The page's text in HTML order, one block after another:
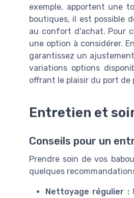
exemple, apportent une
boutiques, il est possible
au confort d'achat. Pour
une option à considérer.
garantissez un
variations options
offrant le plaisir du port
Entretien et
Conseils pour un
Prendre soin de vos
quelques
Nettoyage régulier :